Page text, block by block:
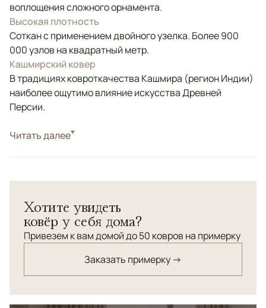
воплощения сложного орнамента.
Высокая плотность
Соткан с применением двойного узелка. Более 900
000 узлов на квадратный метр.
Кашмирский ковер
В традициях ковроткачества Кашмира (регион Индии)
наиболее ощутимо влияние искусства Древней
Персии.
СтильКлассические
персидский орнамент cоткан в Кашмире (Индия).
Читать далее
Хотите увидеть
ковёр у себя дома?
Привезем к вам домой до 50 ковров на примерку
Заказать примерку →